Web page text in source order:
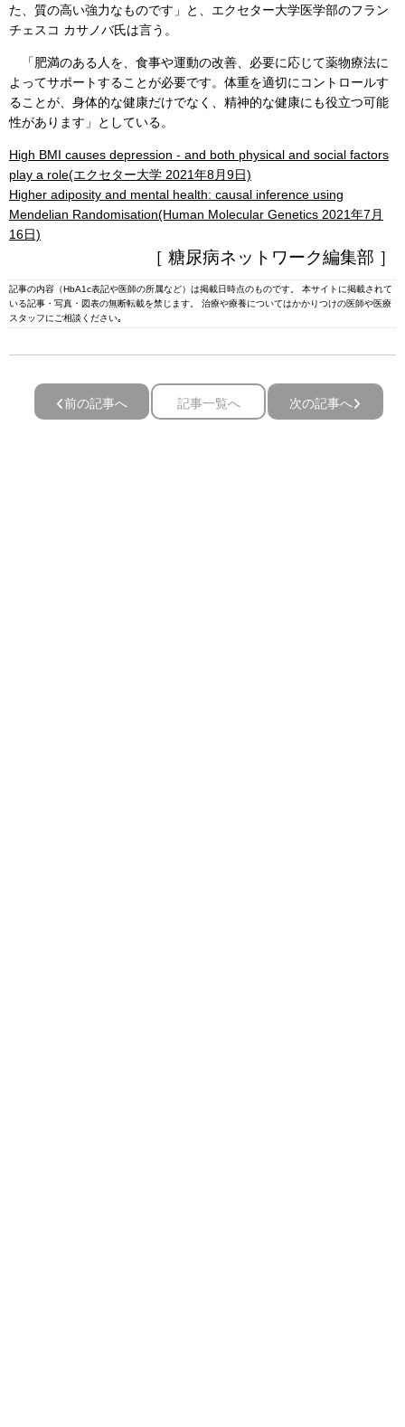
た、質の高い強力なものです」と、エクセター大学医学部のフラン
チェスコ カサノバ氏は言う。
「肥満のある人を、食事や運動の改善、必要に応じて薬物療法に
よってサポートすることが必要です。体重を適切にコントロールす
ることが、身体的な健康だけでなく、精神的な健康にも役立つ可能
性があります」としている。
High BMI causes depression - and both physical and social factors
play a role(エクセター大学 2021年8月9日)
Higher adiposity and mental health: causal inference using
Mendelian Randomisation(Human Molecular Genetics 2021年7月
16日)
［ 糖尿病ネットワーク編集部 ］
記事の内容（HbA1c表記や医師の所属など）は掲載日時点のものです。 本サイトに掲載されて
いる記事・写真・図表の無断転載を禁じます。 治療や療養についてはかかりつけの医師や医療
スタッフにご相談ください｡
前の記事へ 記事一覧へ 次の記事へ